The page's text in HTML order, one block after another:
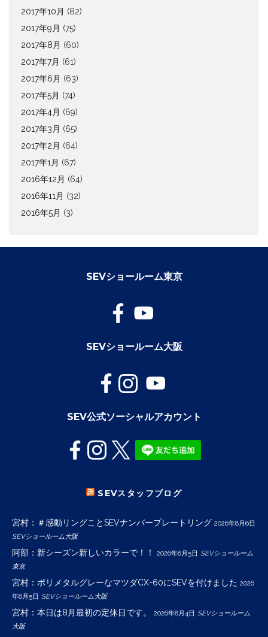
2017年10月 (82)
2017年9月 (75)
2017年8月 (60)
2017年7月 (61)
2017年6月 (63)
2017年5月 (74)
2017年4月 (69)
2017年3月 (65)
2017年2月 (64)
2017年1月 (67)
2016年12月 (64)
2016年11月 (32)
2016年5月 (3)
SEVショールーム東京
SEVショールーム大阪
SEV公式ソーシャルアカウント
SEVスタッフブログ
宮村：＃感動リングことSEVナンバープレートリング 2026年8月6日
SEVショールーム大阪
阿部：新シーズン新しいカラーで！！ 2026年8月5日 SEVショールーム
東京
宮村：ポリメタルグレーなマツダCX-60にSEVを付けました 2026
年8月5日 SEVショールーム大阪
宮村：本日は8月最初の定休日です。 2026年8月4日 SEVショールーム
大阪